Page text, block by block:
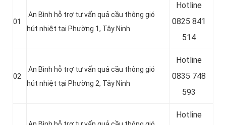
01
An Bình hỗ trợ tư vấn quả cầu thông gió
hút nhiệt tại Phường 1, Tây Ninh
Hotline
0825 841
514
02
An Bình hỗ trợ tư vấn quả cầu thông gió
hút nhiệt tại Phường 2, Tây Ninh
Hotline
0835 748
593
Hotline